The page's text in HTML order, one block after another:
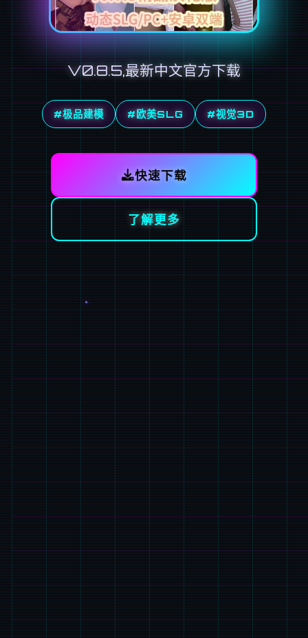
V0.8.5,最新中文官方下载
#极品建模 #欧美SLG #视觉3D
快速下载
了解更多